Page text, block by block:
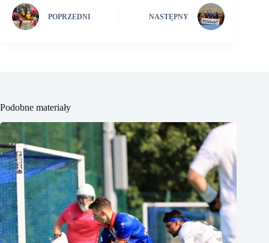
POPRZEDNI NASTĘPNY
Podobne materiały